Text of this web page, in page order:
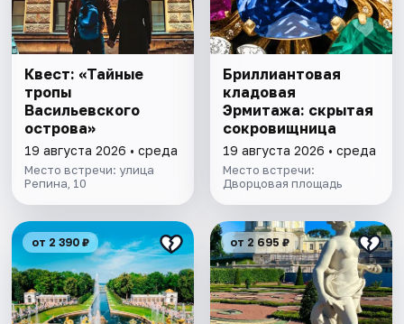
Квест: «Тайные
тропы
Васильевского
острова»
19 августа 2026 • среда
Место встречи: улица
Репина, 10
Бриллиантовая
кладовая
Эрмитажа: скрытая
сокровищница
19 августа 2026 • среда
Место встречи:
Дворцовая площадь
от 2 390 ₽ от 2 695 ₽